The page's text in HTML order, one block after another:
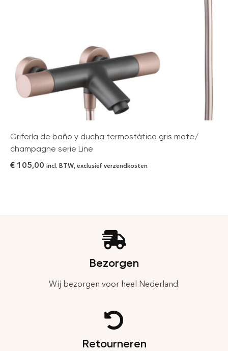
Grifería de baño y ducha termostática gris mate/
champagne serie Line
€ 105,00 incl. BTW, exclusief verzendkosten
Bezorgen
Wij bezorgen voor heel Nederland.
Retourneren